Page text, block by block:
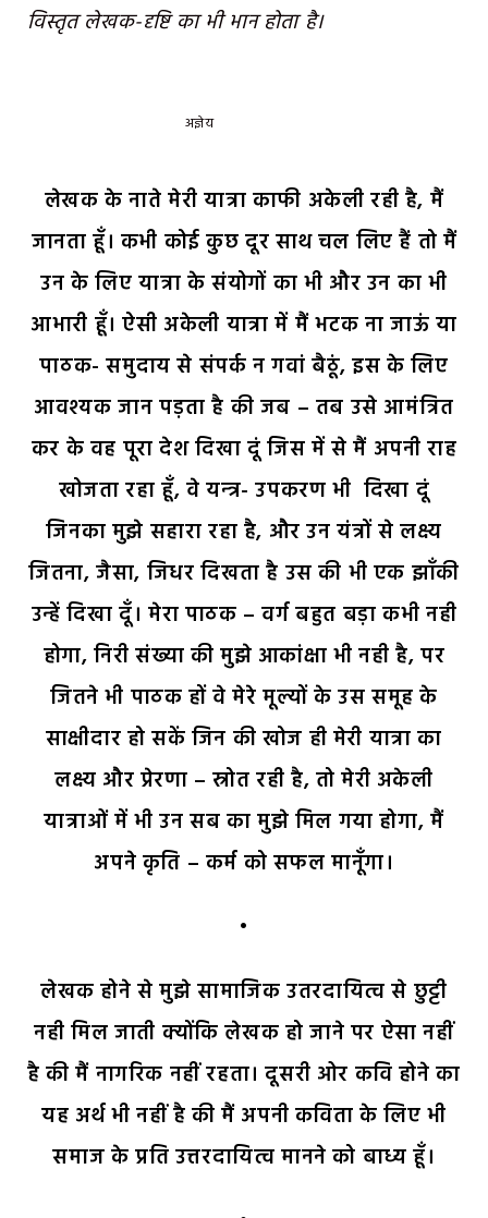
विस्तृत लेखक-दृष्टि का भी भान होता है।
अज्ञेय
लेखक के नाते मेरी यात्रा काफी अकेली रही है, मैं
जानता हूँ। कभी कोई कुछ दूर साथ चल लिए हैं तो मैं
उन के लिए यात्रा के संयोगों का भी और उन का भी
आभारी हूँ। ऐसी अकेली यात्रा में मैं भटक ना जाऊं या
पाठक- समुदाय से संपर्क न गवां बैठूं, इस के लिए
आवश्यक जान पड़ता है की जब – तब उसे आमंत्रित
कर के वह पूरा देश दिखा दूं जिस में से मैं अपनी राह
खोजता रहा हूँ, वे यन्त्र- उपकरण भी दिखा दूं
जिनका मुझे सहारा रहा है, और उन यंत्रों से लक्ष्य
जितना, जैसा, जिधर दिखता है उस की भी एक झाँकी
उन्हें दिखा दूँ। मेरा पाठक – वर्ग बहुत बड़ा कभी नही
होगा, निरी संख्या की मुझे आकांक्षा भी नही है, पर
जितने भी पाठक हों वे मेरे मूल्यों के उस समूह के
साक्षीदार हो सकें जिन की खोज ही मेरी यात्रा का
लक्ष्य और प्रेरणा – स्रोत रही है, तो मेरी अकेली
यात्राओं में भी उन सब का मुझे मिल गया होगा, मैं
अपने कृति – कर्म को सफल मानूँगा।
•
लेखक होने से मुझे सामाजिक उतरदायित्व से छुट्टी
नही मिल जाती क्योंकि लेखक हो जाने पर ऐसा नहीं
है की मैं नागरिक नहीं रहता। दूसरी ओर कवि होने का
यह अर्थ भी नहीं है की मैं अपनी कविता के लिए भी
समाज के प्रति उत्तरदायित्व मानने को बाध्य हूँ।